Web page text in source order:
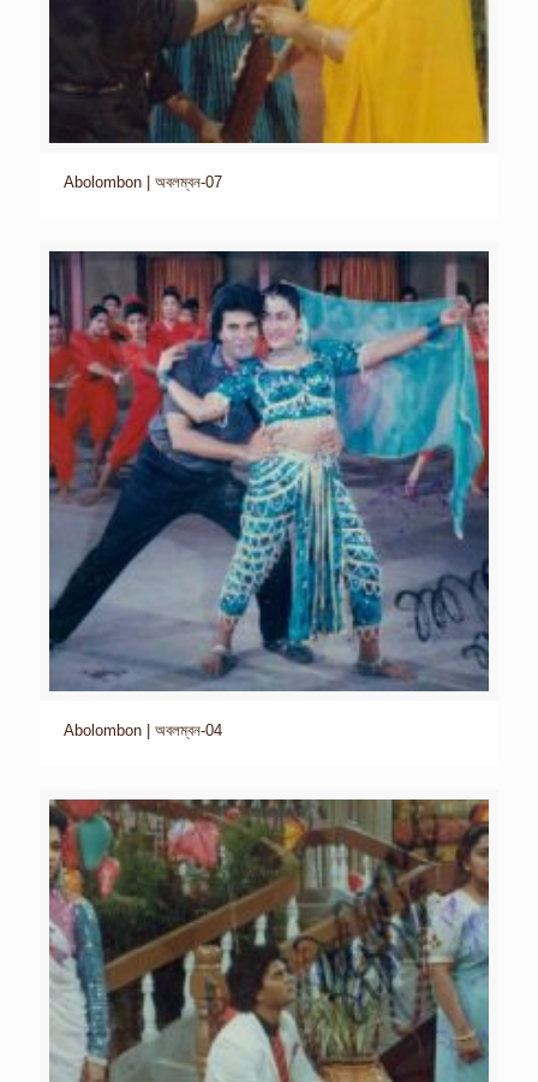
Abolombon | অবলম্বন-07
Abolombon | অবলম্বন-04